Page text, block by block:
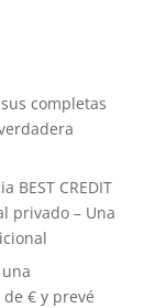
sus completas
BEST CREDIT
privado – Una
una
€ y prevé